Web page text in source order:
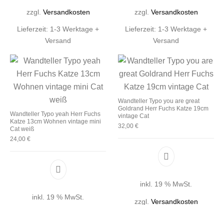
zzgl. Versandkosten
Lieferzeit: 1-3 Werktage +
Versand
zzgl. Versandkosten
Lieferzeit: 1-3 Werktage +
Versand
Wandteller Typo yeah Herr Fuchs
Katze 13cm Wohnen vintage mini
Cat weiß
24,00 €
inkl. 19 % MwSt.
Wandteller Typo you are great
Goldrand Herr Fuchs Katze 19cm
vintage Cat
32,00 €
inkl. 19 % MwSt.
zzgl. Versandkosten